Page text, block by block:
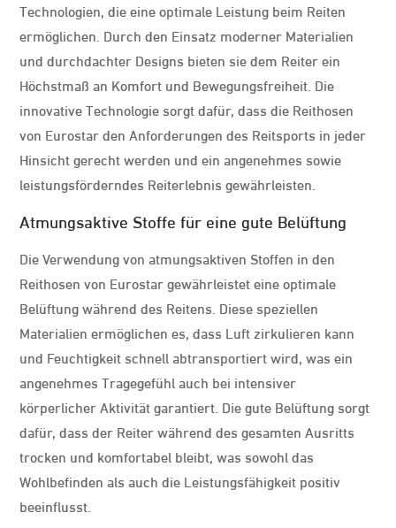
Technologien, die eine optimale Leistung beim Reiten
ermöglichen. Durch den Einsatz moderner Materialien
und durchdachter Designs bieten sie dem Reiter ein
Höchstmaß an Komfort und Bewegungsfreiheit. Die
innovative Technologie sorgt dafür, dass die Reithosen
von Eurostar den Anforderungen des Reitsports in jeder
Hinsicht gerecht werden und ein angenehmes sowie
leistungsförderndes Reiterlebnis gewährleisten.
Atmungsaktive Stoffe für eine gute Belüftung
Die Verwendung von atmungsaktiven Stoffen in den
Reithosen von Eurostar gewährleistet eine optimale
Belüftung während des Reitens. Diese speziellen
Materialien ermöglichen es, dass Luft zirkulieren kann
und Feuchtigkeit schnell abtransportiert wird, was ein
angenehmes Tragegefühl auch bei intensiver
körperlicher Aktivität garantiert. Die gute Belüftung sorgt
dafür, dass der Reiter während des gesamten Ausritts
trocken und komfortabel bleibt, was sowohl das
Wohlbefinden als auch die Leistungsfähigkeit positiv
beeinflusst.